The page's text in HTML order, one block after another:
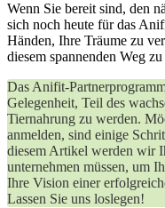
Wenn Sie⁢ bereit sind, den
sich noch heute für das
Händen, Ihre Träume zu​
diesem spannenden Weg
Das Anifit-
Gelegenheit, Teil des
Tiernahrung zu werden.
anmelden, sind einige
diesem Artikel werden wir
unternehmen müssen, um
Ihre Vision einer
Lassen Sie uns loslegen!